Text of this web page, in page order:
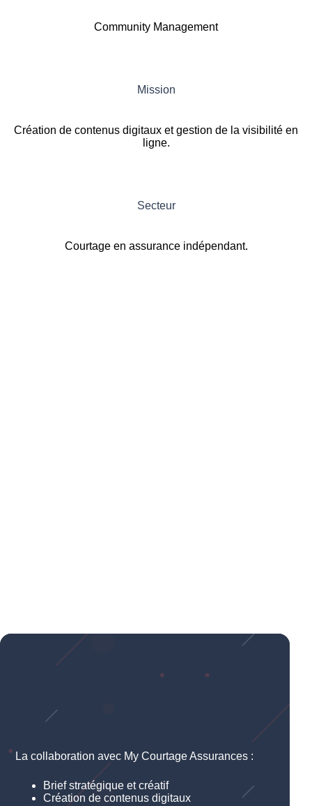
Community Management
Mission
Création de contenus digitaux et gestion de la visibilité en
ligne.
Secteur
Courtage en assurance indépendant.
La collaboration avec My Courtage Assurances :
Brief stratégique et créatif
Création de contenus digitaux